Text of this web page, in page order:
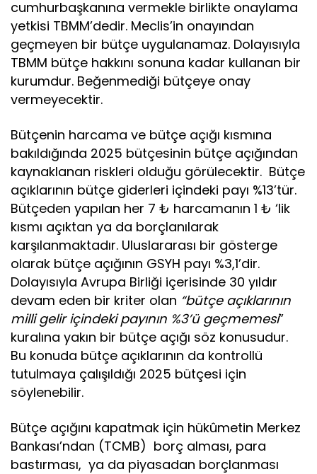
cumhurbaşkanına vermekle birlikte onaylama
yetkisi TBMM’dedir. Meclis’in onayından
geçmeyen bir bütçe uygulanamaz. Dolayısıyla
TBMM bütçe hakkını sonuna kadar kullanan bir
kurumdur. Beğenmediği bütçeye onay
vermeyecektir.
Bütçenin harcama ve bütçe açığı kısmına
bakıldığında 2025 bütçesinin bütçe açığından
kaynaklanan riskleri olduğu görülecektir. Bütçe
açıklarının bütçe giderleri içindeki payı %13’tür.
Bütçeden yapılan her 7 ₺ harcamanın 1 ₺ ‘lik
kısmı açıktan ya da borçlanılarak
karşılanmaktadır. Uluslararası bir gösterge
olarak bütçe açığının GSYH payı %3,1’dir.
Dolayısıyla Avrupa Birliği içerisinde 30 yıldır
devam eden bir kriter olan “bütçe açıklarının
milli gelir içindeki payının %3’ü geçmemesi”
kuralına yakın bir bütçe açığı söz konusudur.
Bu konuda bütçe açıklarının da kontrollü
tutulmaya çalışıldığı 2025 bütçesi için
söylenebilir.
Bütçe açığını kapatmak için hükûmetin Merkez
Bankası’ndan (TCMB) borç alması, para
bastırması, ya da piyasadan borçlanması